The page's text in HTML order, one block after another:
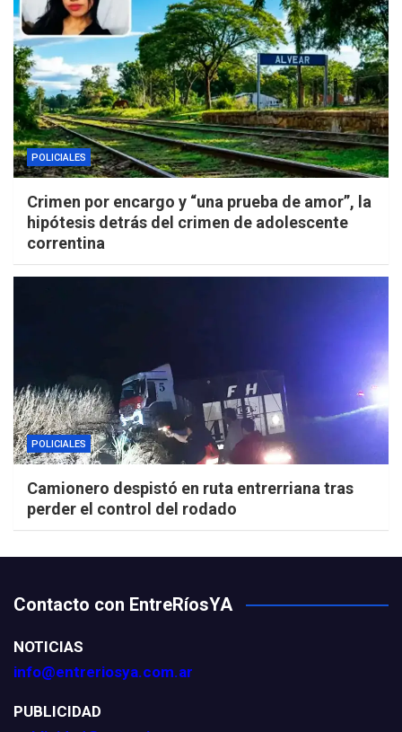
POLICIALES
Crimen por encargo y “una prueba de amor”, la
hipótesis detrás del crimen de adolescente
correntina
POLICIALES
Camionero despistó en ruta entrerriana tras
perder el control del rodado
Contacto con EntreRíosYA
NOTICIAS
info@entreriosya.com.ar
PUBLICIDAD